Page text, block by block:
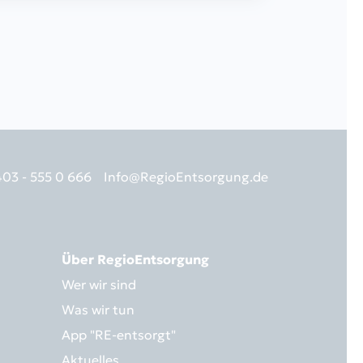
- 555 0 666 Info@RegioEntsorgung.de
Über RegioEntsorgung
Wer wir sind
Was wir tun
App "RE-entsorgt"
Aktuelles